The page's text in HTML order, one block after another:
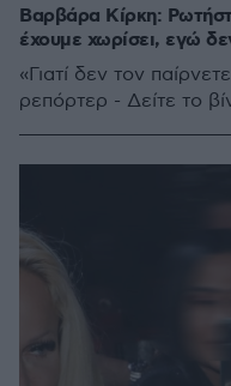
Βαρβάρα Κίρκη:
έχουμε χωρίσει, εγώ
«Γιατί δεν τον
ρεπόρτερ - Δείτε το